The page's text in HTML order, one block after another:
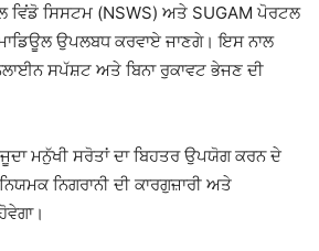
ਸਿਸਟਮ (NSWS) ਅਤੇ SUGAM ਪੋਰਟਲ
ਉਪਲਬਧ ਕਰਵਾਏ ਜਾਣਗੇ। ਇਸ ਨਾਲ
ਸਪੱਸ਼ਟ ਅਤੇ ਬਿਨਾ ਰੁਕਾਵਟ ਭੇਜਣ ਦੀ
ਮਨੁੱਖੀ ਸਰੋਤਾਂ ਦਾ ਬਿਹਤਰ ਉਪਯੋਗ ਕਰਨ ਦੇ
ਨਿਗਰਾਨੀ ਦੀ ਕਾਰਗੁਜ਼ਾਰੀ ਅਤੇ